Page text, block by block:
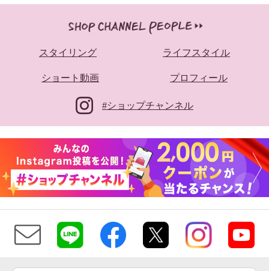
スタイリング ライフスタイル
ショート動画 プロフィール
#ショップチャンネル